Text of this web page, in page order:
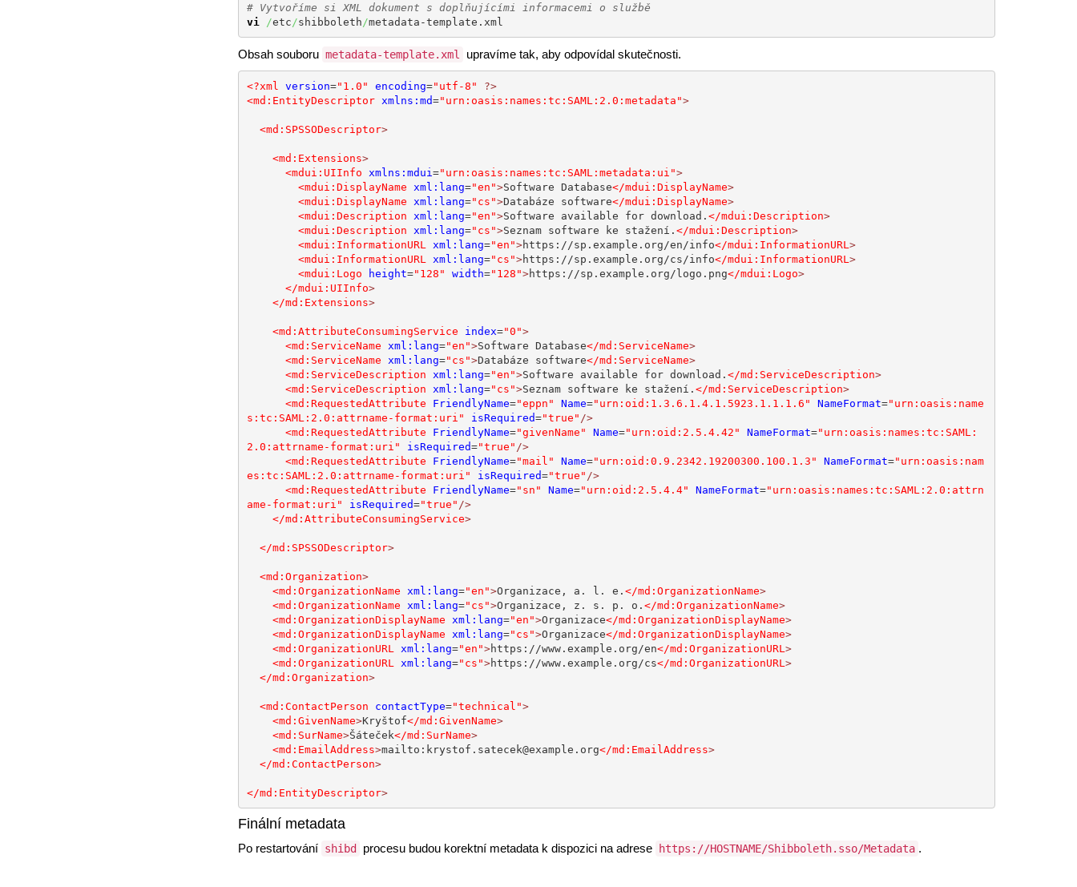
# Vytvoříme si XML dokument s doplňujícími informacemi o službě
vi
/etc /shibboleth /metadata-template.xml
Obsah souboru metadata-template.xml upravíme tak, aby odpovídal skutečnosti.
<?xml version="1.0" encoding="utf-8"
?>
<md:EntityDescriptor
xmlns:md="urn:oasis:names:tc:SAML:2.0:metadata">
<md:SPSSODescriptor>
<md:Extensions>
<mdui:UIInfo
xmlns:mdui ="urn:oasis:names:tc:SAML:metadata:ui">
<mdui:DisplayName
xml:lang="en">Software Database</mdui:DisplayName>
<mdui:DisplayName
xml:lang="cs">Databáze software</mdui:DisplayName>
<mdui:Description
xml:lang="en">Software available for download. </mdui:Description>
<mdui:Description
xml:lang="cs">Seznam software ke stažení. </mdui:Description>
<mdui:InformationURL
xml:lang="en">https://sp.example.org/en/info</mdui:InformationURL >
<mdui:InformationURL
xml:lang="cs">https://sp.example.org/cs/info</mdui:InformationURL >
<mdui:Logo
height="128" width="128">https://sp.example.org/logo.png</mdui:Logo>
</mdui:UIInfo>
</md:Extensions>
<md:AttributeConsumingService index="0">
<md:ServiceName
xml:lang="en">Software Database</md:ServiceName>
<md:ServiceName
xml:lang="cs">Databáze software</md:ServiceName>
<md:ServiceDescription
xml:lang="en">Software available for download. </md:ServiceDescription>
<md:ServiceDescription
xml:lang="cs">Seznam software ke stažení. </md:ServiceDescription>
<md:RequestedAttribute
FriendlyName="eppn" Name="urn:oid:1.3.6.1.4.1.5923.1.1.1.6" NameFormat="urn:oasis:name
s:tc:SAML:2.0:attrname-format:uri"
isRequired="true" />
<md:RequestedAttribute
FriendlyName="givenName" Name="urn:oid:2.5.4.42" NameFormat="urn:oasis:names:tc:SAML:
2.0:attrname-format:uri"
isRequired="true" />
<md:RequestedAttribute
FriendlyName="mail" Name="urn:oid:0.9.2342.19200300.100.1.3" NameFormat="urn:oasis:nam
es:tc:SAML:2.0:attrname-format:uri"
isRequired="true" />
<md:RequestedAttribute
FriendlyName="sn" Name="urn:oid:2.5.4.4" NameFormat="urn:oasis:names:tc:SAML:2.0:attrn
ame-format:uri"
isRequired="true" />
</md:AttributeConsumingService>
</md:SPSSODescriptor>
<md:Organization>
<md:OrganizationName
xml:lang="en">Organizace, a. l. e. </md:OrganizationName>
<md:OrganizationName
xml:lang="cs">Organizace, z. s. p. o. </md:OrganizationName>
<md:OrganizationDisplayName
xml:lang="en">Organizace</md:OrganizationDisplayName>
<md:OrganizationDisplayName
xml:lang="cs">Organizace</md:OrganizationDisplayName>
<md:OrganizationURL
xml:lang="en">https://www.example.org/en</md:OrganizationURL >
<md:OrganizationURL
xml:lang="cs">https://www.example.org/cs</md:OrganizationURL >
</md:Organization>
<md:ContactPerson contactType="technical">
<md:GivenName>Kryštof</md:GivenName>
<md:SurName>Šáteček</md:SurName>
<md:EmailAddress>mailto:krystof.satecek@example.org</md:EmailAddress>
</md:ContactPerson>
</md:EntityDescriptor>
Finální metadata
Po restartování shibd procesu budou korektní metadata k dispozici na adrese https://HOSTNAME/Shibboleth.sso/Metadata .